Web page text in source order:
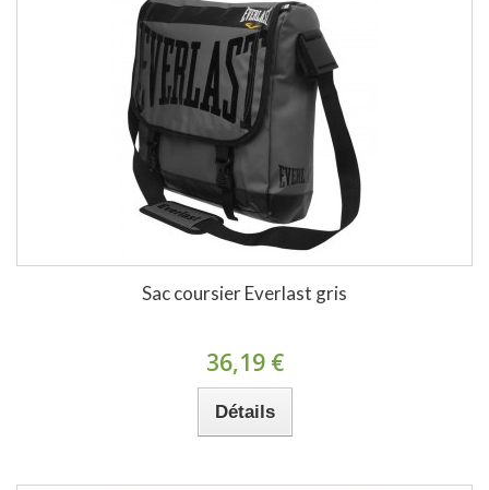
Sac coursier Everlast gris
36,19 €
Détails